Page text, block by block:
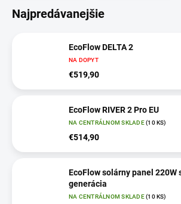
Najpredávanejšie
EcoFlow DELTA 2
NA DOPYT
€519,90
EcoFlow RIVER 2 Pro EU
NA CENTRÁLNOM SKLADE(10 KS)
€514,90
EcoFlow solárny panel 220W
generácia
NA CENTRÁLNOM SKLADE(10 KS)